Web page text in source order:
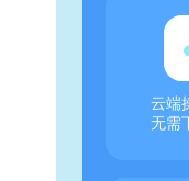
云端
无需